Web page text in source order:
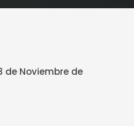
de Noviembre de